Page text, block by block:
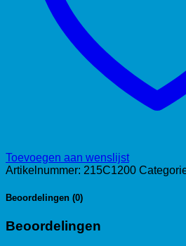
Toevoegen aan wenslijst
Artikelnummer: 215C1200
Beoordelingen (0)
Beoordelingen